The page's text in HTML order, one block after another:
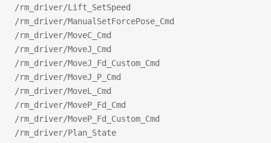
/rm_driver/Lift_SetSpeed
/rm_driver/ManualSetForcePose_Cmd
/rm_driver/MoveC_Cmd
/rm_driver/MoveJ_Cmd
/rm_driver/MoveJ_Fd_Custom_Cmd
/rm_driver/MoveJ_P_Cmd
/rm_driver/MoveL_Cmd
/rm_driver/MoveP_Fd_Cmd
/rm_driver/MoveP_Fd_Custom_Cmd
/rm_driver/Plan_State